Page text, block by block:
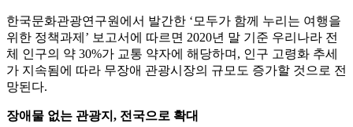
한국문화관광연구원에서 발간한 ‘모두가 함께 누리는 여행을
위한 정책과제’ 보고서에 따르면 2020년 말 기준 우리나라 전
체 인구의 약 30%가 교통 약자에 해당하며, 인구 고령화 추세
가 지속됨에 따라 무장애 관광시장의 규모도 증가할 것으로 전
망된다.
장애물 없는 관광지, 전국으로 확대